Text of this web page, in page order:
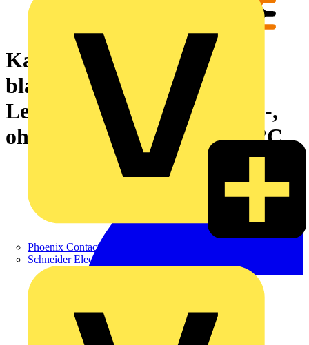
Phoenix Contact
Schneider Electric
Kabelmarkierungssystem,
blau,
Leiteraußendurchmesser:7 -,
ohne, Polyethylen, -30...65 °C